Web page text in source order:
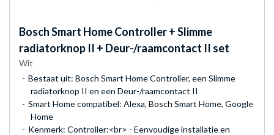
BoschSmart Home Controller + Slimme
radiatorknop II + Deur-/raamcontact II set
Wit
Bestaat uit: Bosch Smart Home Controller, een Slimme
radiatorknop II en een Deur-/raamcontact II
Smart Home compatibel: Alexa, Bosch Smart Home, Google
Home
Kenmerk: Controller:<br> - Eenvoudige installatie en